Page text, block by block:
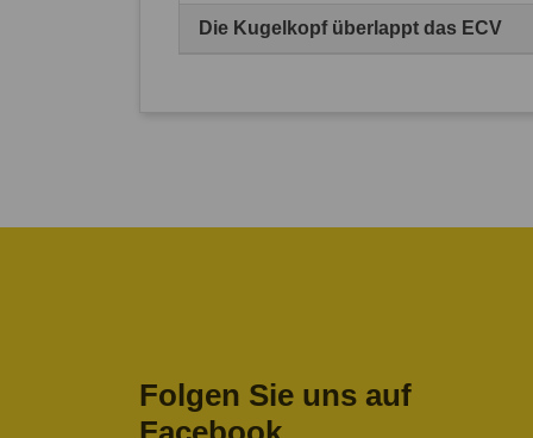
Die Kugelkopf überlappt das ECV
Folgen Sie uns auf